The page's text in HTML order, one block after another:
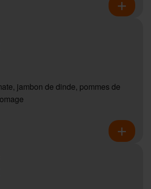
jambon de dinde, pommes de